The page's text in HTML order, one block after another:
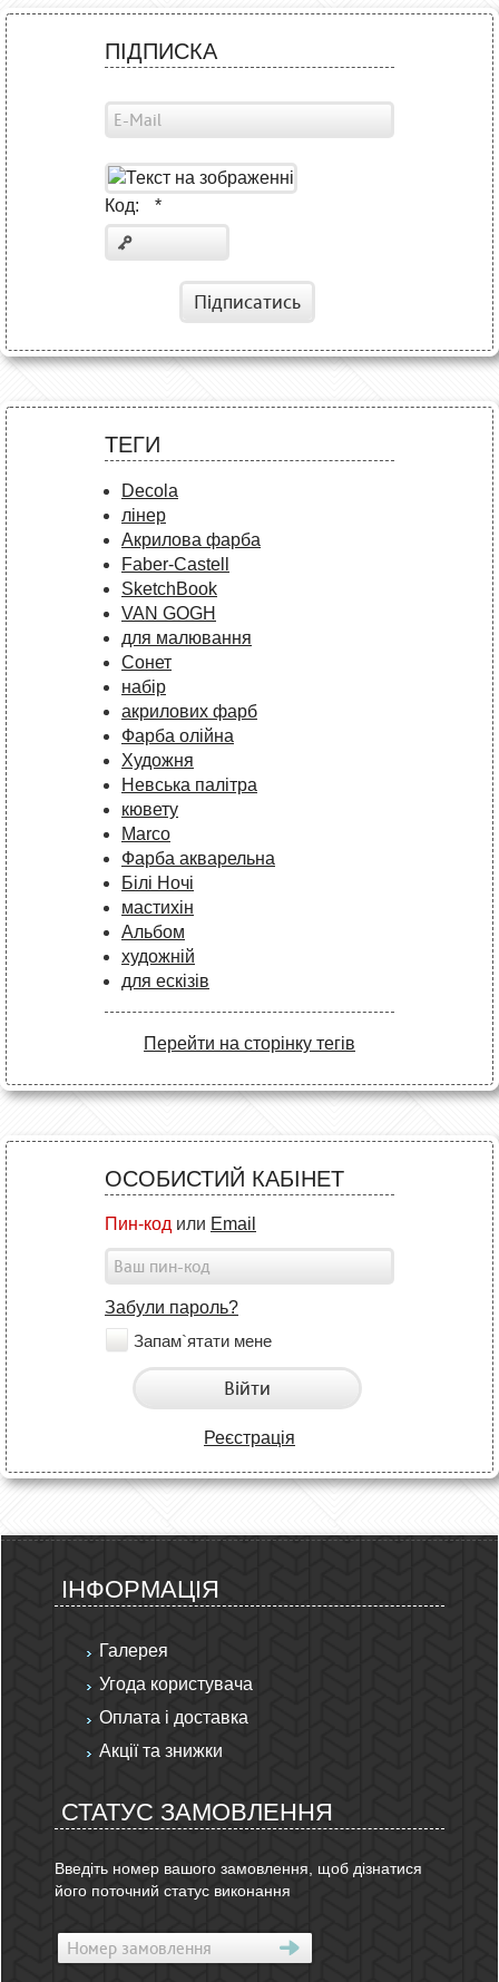
ПІДПИСКА
Код: *
Підписатись
ТЕГИ
Decola
лінер
Акрилова фарба
Faber-Castell
SketchBook
VAN GOGH
для малювання
Сонет
набір
акрилових фарб
Фарба олійна
Художня
Невська палітра
кювету
Marco
Фарба акварельна
Білі Ночі
мастихін
Альбом
художній
для ескізів
Перейти на сторінку тегів
ОСОБИСТИЙ КАБІНЕТ
Пин-код или Email
Забули пароль?
Запам`ятати мене
Війти
Реєстрація
ІНФОРМАЦІЯ
Галерея
Угода користувача
Оплата і доставка
Акції та знижки
СТАТУС ЗАМОВЛЕННЯ
Введіть номер вашого замовлення, щоб дізнатися
його поточний статус виконання